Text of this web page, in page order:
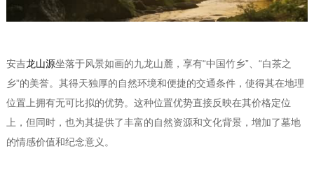
安吉龙山源坐落于风景如画的九龙山麓，享有“中国竹乡”、“白茶之
乡”的美誉。其得天独厚的自然环境和便捷的交通条件，使得其在地理
位置上拥有无可比拟的优势。这种位置优势直接反映在其价格定位
上，但同时，也为其提供了丰富的自然资源和文化背景，增加了墓地
的情感价值和纪念意义。